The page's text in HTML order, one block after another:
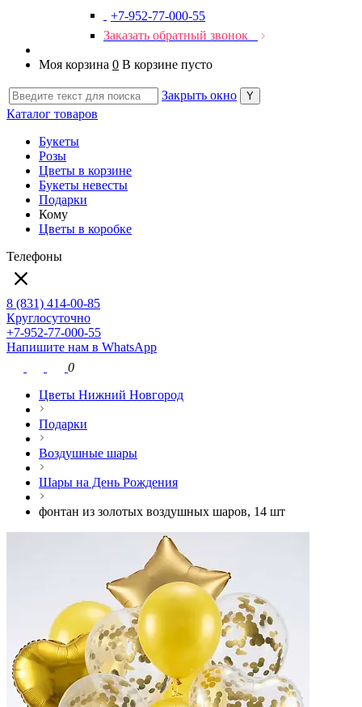
+7-952-77-000-55
Заказать обратный звонок
Моя корзина 0 В корзине пусто
Закрыть окно
Каталог товаров
Букеты
Розы
Цветы в корзине
Букеты невесты
Подарки
Кому
Цветы в коробке
Телефоны
8 (831) 414-00-85
Круглосуточно
+7-952-77-000-55
Напишите нам в WhatsApp
0
Цветы Нижний Новгород
Подарки
Воздушные шары
Шары на День Рождения
фонтан из золотых воздушных шаров, 14 шт